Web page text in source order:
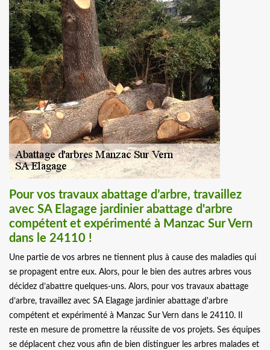
Pour vos travaux abattage d’arbre, travaillez
avec SA Elagage jardinier abattage d'arbre
compétent et expérimenté à Manzac Sur Vern
dans le 24110 !
Une partie de vos arbres ne tiennent plus à cause des maladies qui
se propagent entre eux. Alors, pour le bien des autres arbres vous
décidez d’abattre quelques-uns. Alors, pour vos travaux abattage
d’arbre, travaillez avec SA Elagage jardinier abattage d'arbre
compétent et expérimenté à Manzac Sur Vern dans le 24110. Il
reste en mesure de promettre la réussite de vos projets. Ses équipes
se déplacent chez vous afin de bien distinguer les arbres malades et